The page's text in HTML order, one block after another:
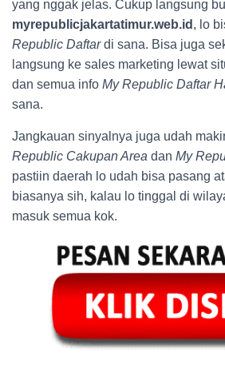
yang nggak jelas. Cukup langsung
myrepublicjakartatimur.web.id , lo
Republic Daftardi sana. Bisa juga
langsung ke sales marketing lewat
dan semua info My Republic Daftar
sana.
Jangkauan sinyalnya juga udah
Republic Cakupan Area dan My
pastiin daerah lo udah bisa pasang
biasanya sih, kalau lo tinggal di
masuk semua kok.